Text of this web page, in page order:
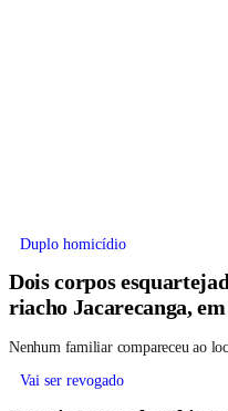
Duplo homicídio
Dois corpos
riacho Jacarecanga,
Nenhum familiar compareceu ao
Vai ser revogado